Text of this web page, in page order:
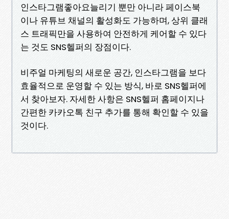
인스타그램좋아요늘리기 뿐만 아니라 페이스북
이나 유튜브 채널의 활성화도 가능하며, 상위 클래
스 트래픽만을 사용하여 안전하게 케어할 수 있다
는 것도 SNS헬퍼의 장점이다.
비주얼 마케팅의 새로운 공간, 인스타그램을 보다
효율적으로 운영할 수 있는 방식, 바로 SNS헬퍼에
서 찾아보자. 자세한 사항은 SNS헬퍼 홈페이지나
간편한 카카오톡 친구 추가를 통해 확인할 수 있을
것이다.